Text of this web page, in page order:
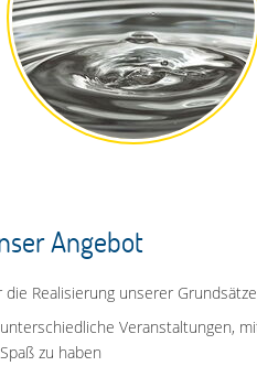
Angebot
die Realisierung unserer
unterschiedliche Veranstaltungen,
Spaß zu haben